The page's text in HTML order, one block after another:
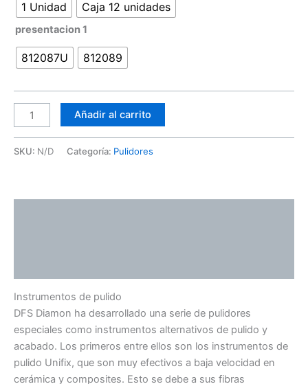
1 Unidad Caja 12 unidades
presentacion 1
812087U 812089
Añadir al carrito
SKU: N/D Categoría: Pulidores
Instrumentos de pulido
DFS Diamon ha desarrollado una serie de pulidores
especiales como instrumentos alternativos de pulido y
acabado. Los primeros entre ellos son los instrumentos de
pulido Unifix, que son muy efectivos a baja velocidad en
cerámica y composites. Esto se debe a sus fibras